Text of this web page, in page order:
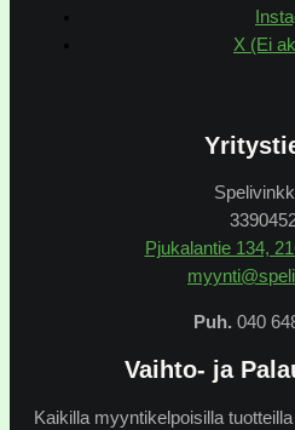
X (Ei
Pjukalantie 134,
Puh. 040
Vaihto- ja
Kaikilla myyntikelpoisilla